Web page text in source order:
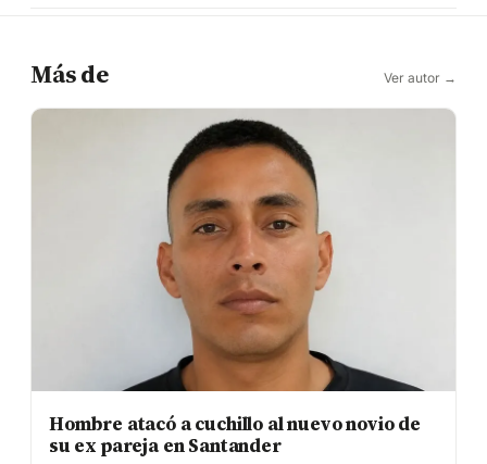
Más de Ver autor →
Hombre atacó a cuchillo al nuevo novio de
su ex pareja en Santander